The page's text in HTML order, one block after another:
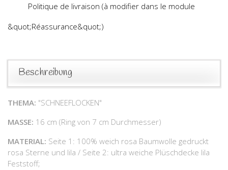
Politique de livraison (à modifier dans le module
&quot;Réassurance&quot;)
Beschreibung
THEMA: "SCHNEEFLOCKEN"
MASSE: 16 cm (Ring von 7 cm Durchmesser)
MATERIAL: Seite 1: 100% weich rosa Baumwolle gedruckt
rosa Sterne und lila / Seite 2: ultra weiche Plüschdecke lila
Feststoff;